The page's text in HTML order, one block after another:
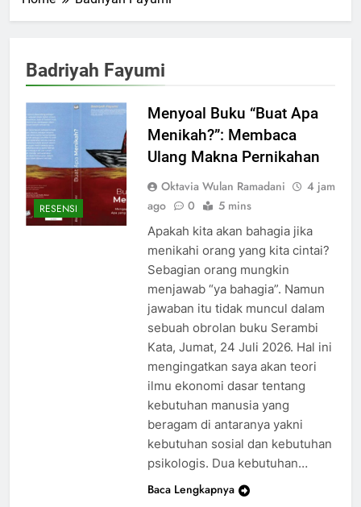
Badriyah Fayumi
RESENSI
Menyoal Buku “Buat Apa
Menikah?”: Membaca
Ulang Makna Pernikahan
Oktavia Wulan Ramadani
4 jam
ago
0 5 mins
Apakah kita akan bahagia jika
menikahi orang yang kita cintai?
Sebagian orang mungkin
menjawab “ya bahagia”. Namun
jawaban itu tidak muncul dalam
sebuah obrolan buku Serambi
Kata, Jumat, 24 Juli 2026. Hal ini
mengingatkan saya akan teori
ilmu ekonomi dasar tentang
kebutuhan manusia yang
beragam di antaranya yakni
kebutuhan sosial dan kebutuhan
psikologis. Dua kebutuhan…
Baca Lengkapnya